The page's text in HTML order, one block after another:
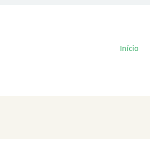
Pular
Início